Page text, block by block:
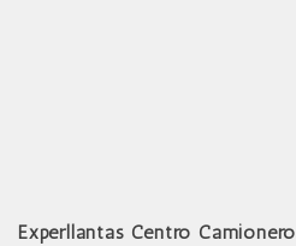
Experllantas Centro Camionero